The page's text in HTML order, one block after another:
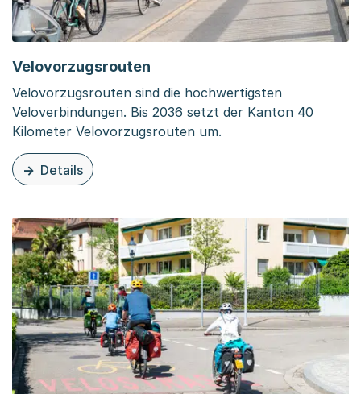
Velovorzugsrouten
Velovorzugsrouten sind die hochwertigsten
Veloverbindungen. Bis 2036 setzt der Kanton 40
Kilometer Velovorzugsrouten um.
Details
zu dieser Organisationsseite: Velovorzugsrouten